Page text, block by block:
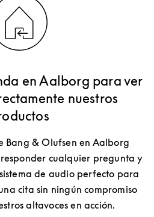
en Aalborg para ver
nuestros
Bang & Olufsen en Aalborg
cualquier pregunta y
de audio perfecto para
cita sin ningún compromiso
altavoces en acción.